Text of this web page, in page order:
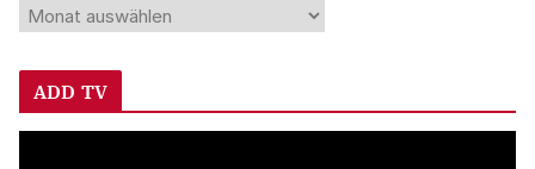
A
ş
v
ADD TV